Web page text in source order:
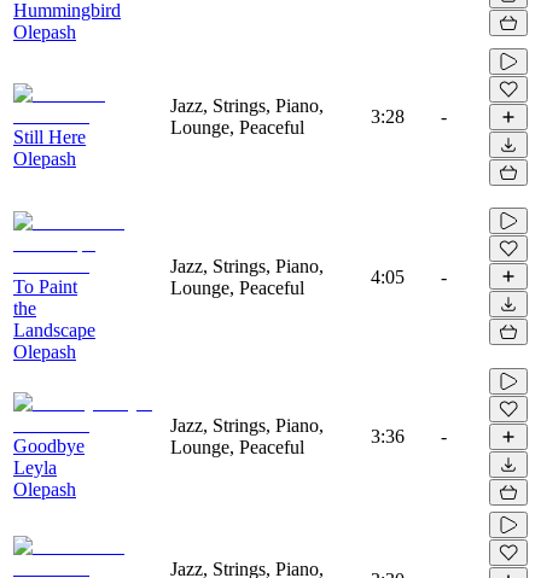
Hummingbird
Olepash
Still Here
Olepash
Jazz, Strings, Piano,
Lounge, Peaceful
3:28 -
To Paint
the
Landscape
Olepash
Jazz, Strings, Piano,
Lounge, Peaceful
4:05 -
Goodbye
Leyla
Olepash
Jazz, Strings, Piano,
Lounge, Peaceful
3:36 -
Jazz, Strings, Piano,